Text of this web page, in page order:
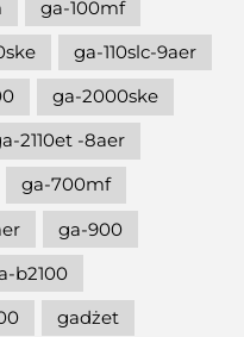
ga-100mf
ga-110slc-9aer
ga-2000ske
2110et -8aer
ga-700mf
ga-900
b2100
gadżet